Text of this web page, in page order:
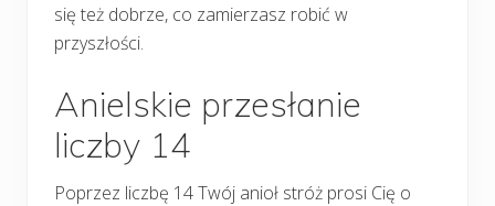
się też dobrze, co zamierzasz robić w
przyszłości.
Anielskie przesłanie
liczby 14
Poprzez liczbę 14 Twój anioł stróż prosi Cię o